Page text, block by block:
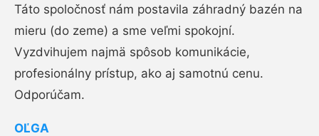
Táto spoločnosť nám postavila záhradný bazén na
mieru (do zeme) a sme veľmi spokojní.
Vyzdvihujem najmä spôsob komunikácie,
profesionálny prístup, ako aj samotnú cenu.
Odporúčam.
OĽGA